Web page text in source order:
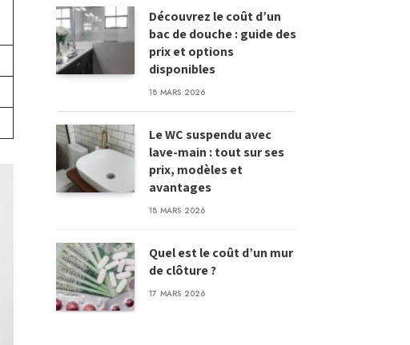
Découvrez le coût d’un
bac de douche : guide des
prix et options
disponibles
18 MARS 2026
Le WC suspendu avec
lave-main : tout sur ses
prix, modèles et
avantages
18 MARS 2026
Quel est le coût d’un mur
de clôture ?
17 MARS 2026